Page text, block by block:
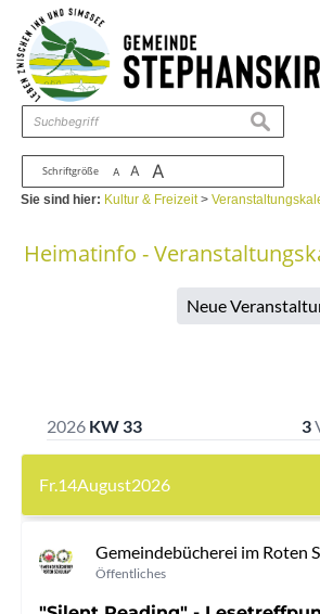
Zum Inhalt ,zur Navigation
Schriftgröße A A A
suchen
Sie sind hier: Kultur & Freizeit>
Heimatinfo -